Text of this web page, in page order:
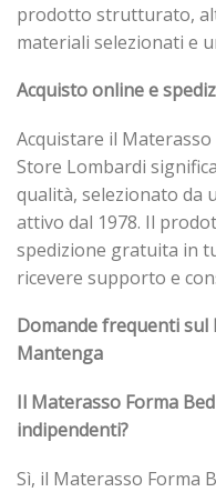
prodotto strutturato,
materiali selezionati e
Acquisto online e
Acquistare il
Store Lombardi
qualità, selezionato da
attivo dal 1978. Il
spedizione gratuita in
ricevere supporto e
Domande frequenti sul
Mantenga
Il Materasso Forma
indipendenti?
Sì, il Materasso Forma